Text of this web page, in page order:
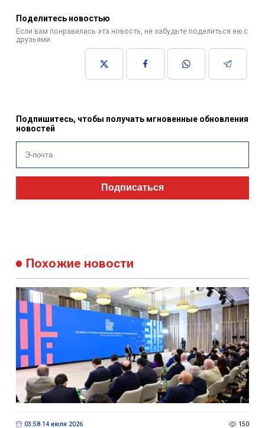
Поделитесь новостью
Если вам понравилась эта новость, не забудьте поделиться ею с
друзьями
Подпишитесь, чтобы получать мгновенные обновления
новостей
Подписаться
Похожие новости
03:58 14 июля 2026 150